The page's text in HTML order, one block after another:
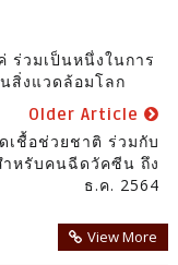
ร่วมเป็นหนึ่งในการ
สิ่งแวดล้อมโลก
Older Article
เชื้อช่วยชาติ ร่วมกับ
หรับคนฉีดวัคซีน ถึง
ธ.ค. 2564
View More